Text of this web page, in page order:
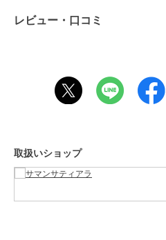
素材
中国
レビュー・口コミ
取扱いショップ